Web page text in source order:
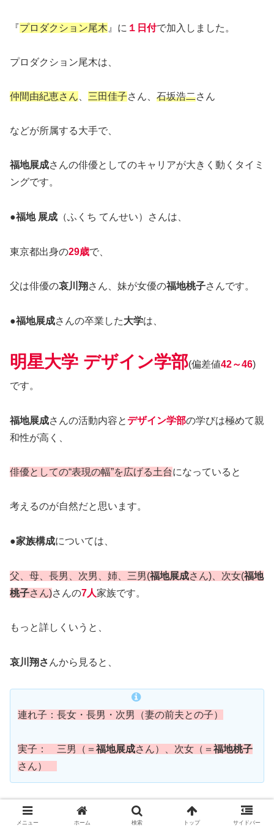
『プロダクション尾木 』に １日付で加入しました。
プロダクション尾木は、
仲間由紀恵さん 三田佳子さん、 石坂浩二さん
などが所属する大手で、
福地展成さんの俳優としてのキャリアが大きく動くタイミ
ングです。
●福地 展成 （ふくち てんせい）さんは、
東京都出身の29歳で、
父は俳優の哀川翔 さん、妹が女優の福地桃子さんです。
●福地展成さんの卒業した大学は、
明星大学 デザイン学部(偏差値42～46)
です。
福地展成さんの活動内容とデザイン学部の学びは極めて親
和性が高く、
俳優としての“表現の幅”を広げる土台になっていると
考えるのが自然だと思います。
●家族構成については、
父、母、長男、次男、姉、三男(福地展成さん)、次女(福地
桃子さん)さんの7人家族です。
もっと詳しくいうと、
哀川翔さ んから見ると、
連れ子：長女・長男・次男（妻の前夫との子）
実子： 三男（＝ 福地展成さん）、次女（＝ 福地桃子
さん）
ということになります。
メニュー ホーム 検索 トップ サイドバー